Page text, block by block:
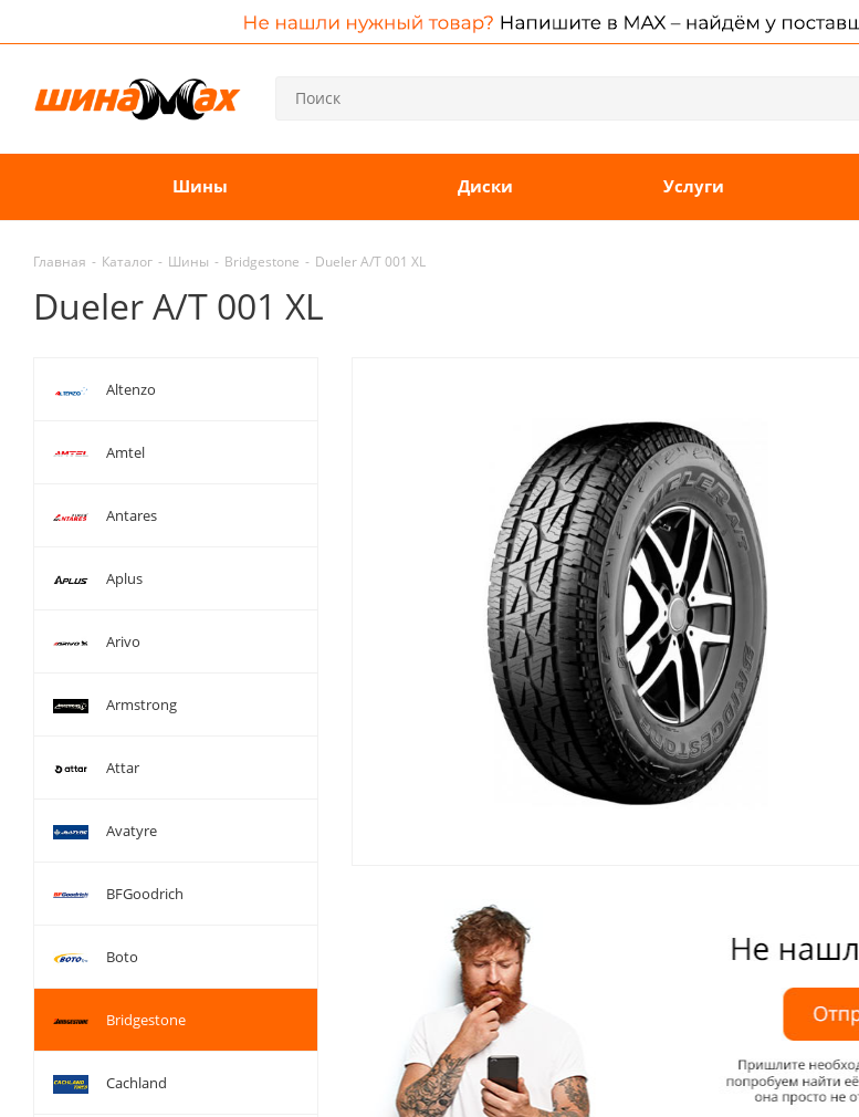
Шины Диски Услуги
Главная - Каталог - Шины - Bridgestone - Dueler A/T 001 XL
Dueler A/T 001 XL
Altenzo
Amtel
Antares
Aplus
Arivo
Armstrong
Attar
Avatyre
BFGoodrich
Boto
Bridgestone
Cachland